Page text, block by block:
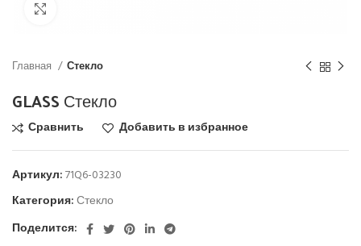
Главная Стекло
GLASS Стекло
Сравнить Добавить в избранное
Артикул:71Q6-03230
Категория:Стекло
Поделится: